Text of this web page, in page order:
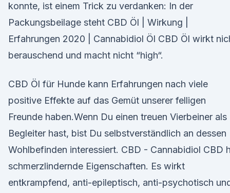
konnte, ist einem Trick zu verdanken: In der
Packungsbeilage steht CBD Öl | Wirkung |
Erfahrungen 2020 | Cannabidiol Öl CBD Öl wirkt
berauschend und macht nicht “high“.
CBD Öl für Hunde kann Erfahrungen nach viele
positive Effekte auf das Gemüt unserer felligen
Freunde haben.Wenn Du einen treuen Vierbeiner als
Begleiter hast, bist Du selbstverständlich an dessen
Wohlbefinden interessiert. CBD - Cannabidiol CBD
schmerzlindernde Eigenschaften. Es wirkt
entkrampfend, anti-epileptisch, anti-psychotisch